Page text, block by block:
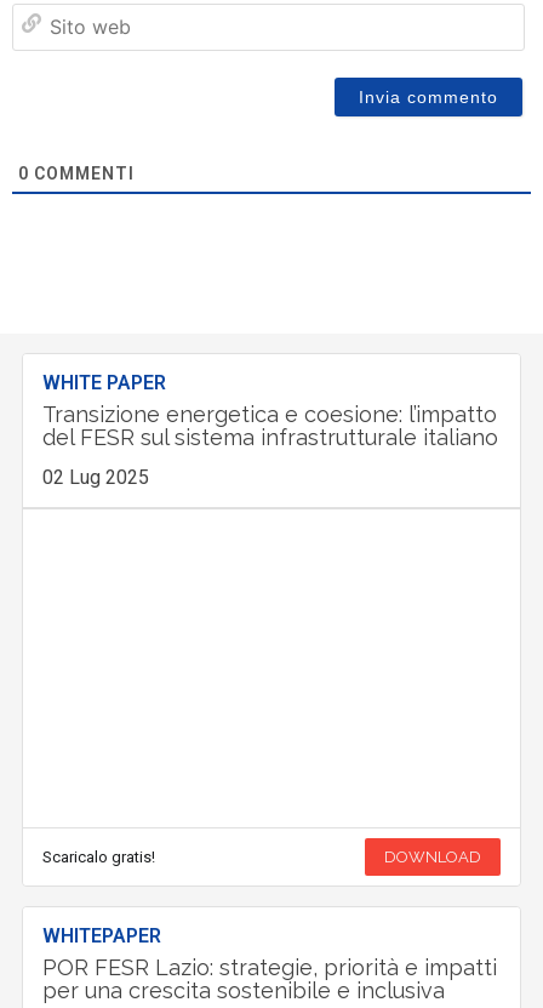
0 COMMENTI
WHITE PAPER
Transizione energetica e coesione: l’impatto
del FESR sul sistema infrastrutturale italiano
02 Lug 2025
Scaricalo gratis! DOWNLOAD
WHITEPAPER
POR FESR Lazio: strategie, priorità e impatti
per una crescita sostenibile e inclusiva